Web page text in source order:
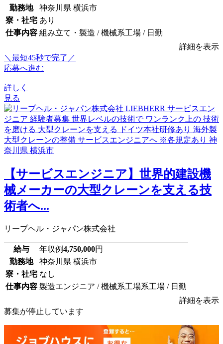
勤務地
神奈川県 横浜市
寮・社宅 あり
仕事内容 組み立て・製造 / 機械系工場 / 日勤
詳細を表示
＼最短45秒で完了／
応募へ進む
詳しく
見る
【サービスエンジニア】世界的建設機
械メーカーの大型クレーンを支える技
術者へ...
リープヘル・ジャパン株式会社
給与 年収例4,750,000円
勤務地
神奈川県 横浜市
寮・社宅 なし
仕事内容 製造エンジニア / 機械系工場系工場 / 日勤
詳細を表示
募集が停止しています